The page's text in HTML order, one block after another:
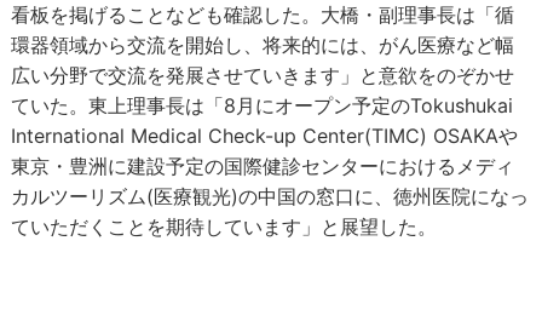
看板を掲げることなども確認した。大橋・副理事長は「循
環器領域から交流を開始し、将来的には、がん医療など幅
広い分野で交流を発展させていきます」と意欲をのぞかせ
ていた。東上理事長は「8月にオープン予定のTokushukai
International Medical Check-up Center(TIMC) OSAKAや
東京・豊洲に建設予定の国際健診センターにおけるメディ
カルツーリズム(医療観光)の中国の窓口に、徳州医院になっ
ていただくことを期待しています」と展望した。